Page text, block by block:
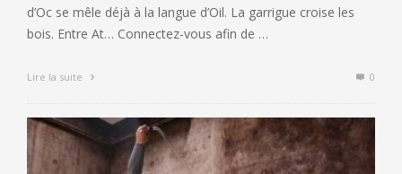
d’Oc se mêle déjà à la langue d’Oil. La garrigue croise les
bois. Entre At… Connectez-vous afin de …
Lire la suite 0